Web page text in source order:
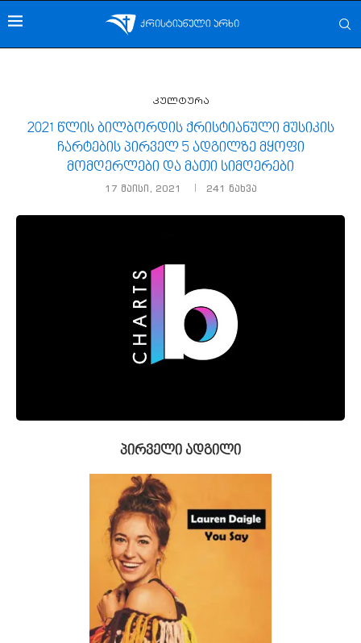
კულტურა
2021 წლის ბილბორდის ქრისტიანული მუსიკის
ჩარტების პირველ 5 ადგილზე მყოფი
მომღერლები და მათი სიმღერები
17 მაისი, 2021 241 ნახვა
პირველი ადგილი